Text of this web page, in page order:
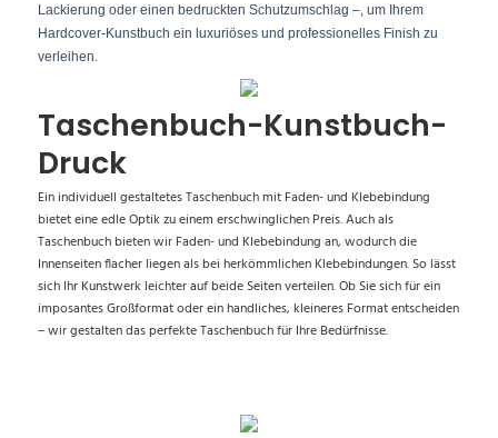
Lackierung oder einen bedruckten Schutzumschlag –, um Ihrem
Hardcover-Kunstbuch ein luxuriöses und professionelles Finish zu
verleihen.
Taschenbuch-Kunstbuch-
Druck
Ein individuell gestaltetes Taschenbuch mit Faden- und Klebebindung
bietet eine edle Optik zu einem erschwinglichen Preis. Auch als
Taschenbuch bieten wir Faden- und Klebebindung an, wodurch die
Innenseiten flacher liegen als bei herkömmlichen Klebebindungen. So lässt
sich Ihr Kunstwerk leichter auf beide Seiten verteilen. Ob Sie sich für ein
imposantes Großformat oder ein handliches, kleineres Format entscheiden
– wir gestalten das perfekte Taschenbuch für Ihre Bedürfnisse.